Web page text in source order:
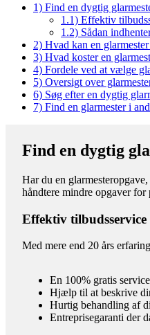
1) Find en dygtig
1.1) Effektiv
1.2) Sådan
2) Hvad kan en
3) Hvad koster en
4) Fordele ved at vælge
5) Oversigt over
6) Søg efter en dygtig
7) Find en glarmester i
Find en dygtig
Har du en
håndtere mindre opgaver
Effektiv tilbudsservice
Med mere end 20 års
En 100% gratis
Hjælp til at beskrive
Hurtig behandling af
Entreprisegaranti der